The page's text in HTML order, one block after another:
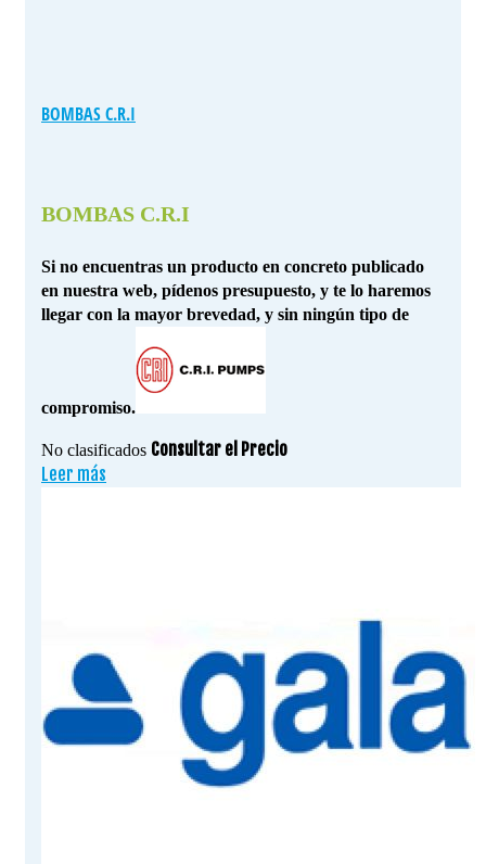
BOMBAS C.R.I
BOMBAS C.R.I
Si no encuentras un producto en concreto publicado
en nuestra web, pídenos presupuesto, y te lo haremos
llegar con la mayor brevedad, y sin ningún tipo de
compromiso.
No clasificados Consultar el Precio
Leer más